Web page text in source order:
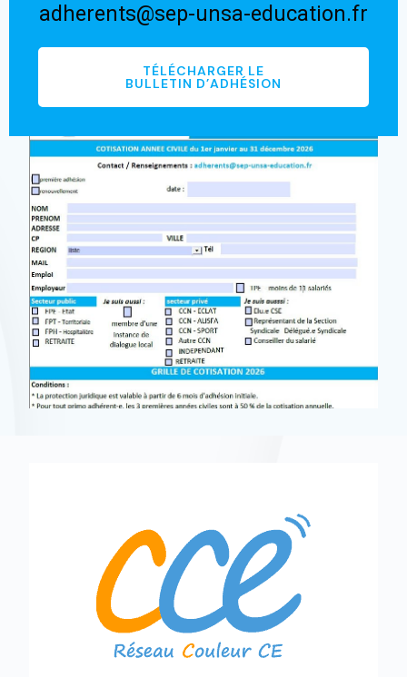
adherents@sep-unsa-education.fr
TÉLÉCHARGER LE
BULLETIN D’ADHÉSION